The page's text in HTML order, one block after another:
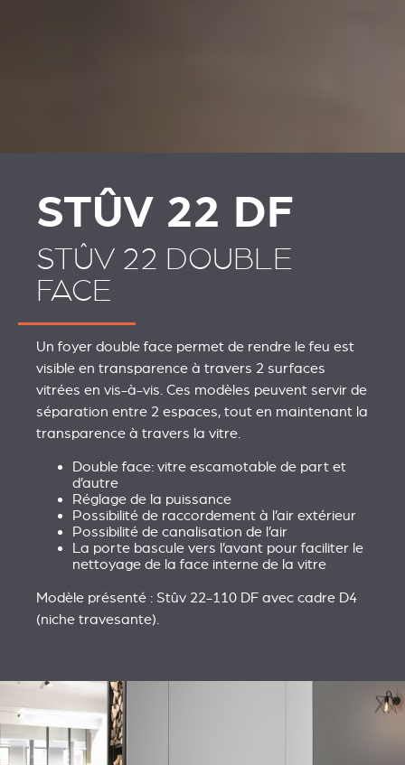
STÛV 22 DF
STÛV 22 DOUBLE
FACE
Un foyer double face permet de rendre le feu est
visible en transparence à travers 2 surfaces
vitrées en vis-à-vis. Ces modèles peuvent servir de
séparation entre 2 espaces, tout en maintenant la
transparence à travers la vitre.
Double face: vitre escamotable de part et
d’autre
Réglage de la puissance
Possibilité de raccordement à l’air extérieur
Possibilité de canalisation de l’air
La porte bascule vers l’avant pour faciliter le
nettoyage de la face interne de la vitre
Modèle présenté : Stûv 22-110 DF avec cadre D4
(niche travesante).